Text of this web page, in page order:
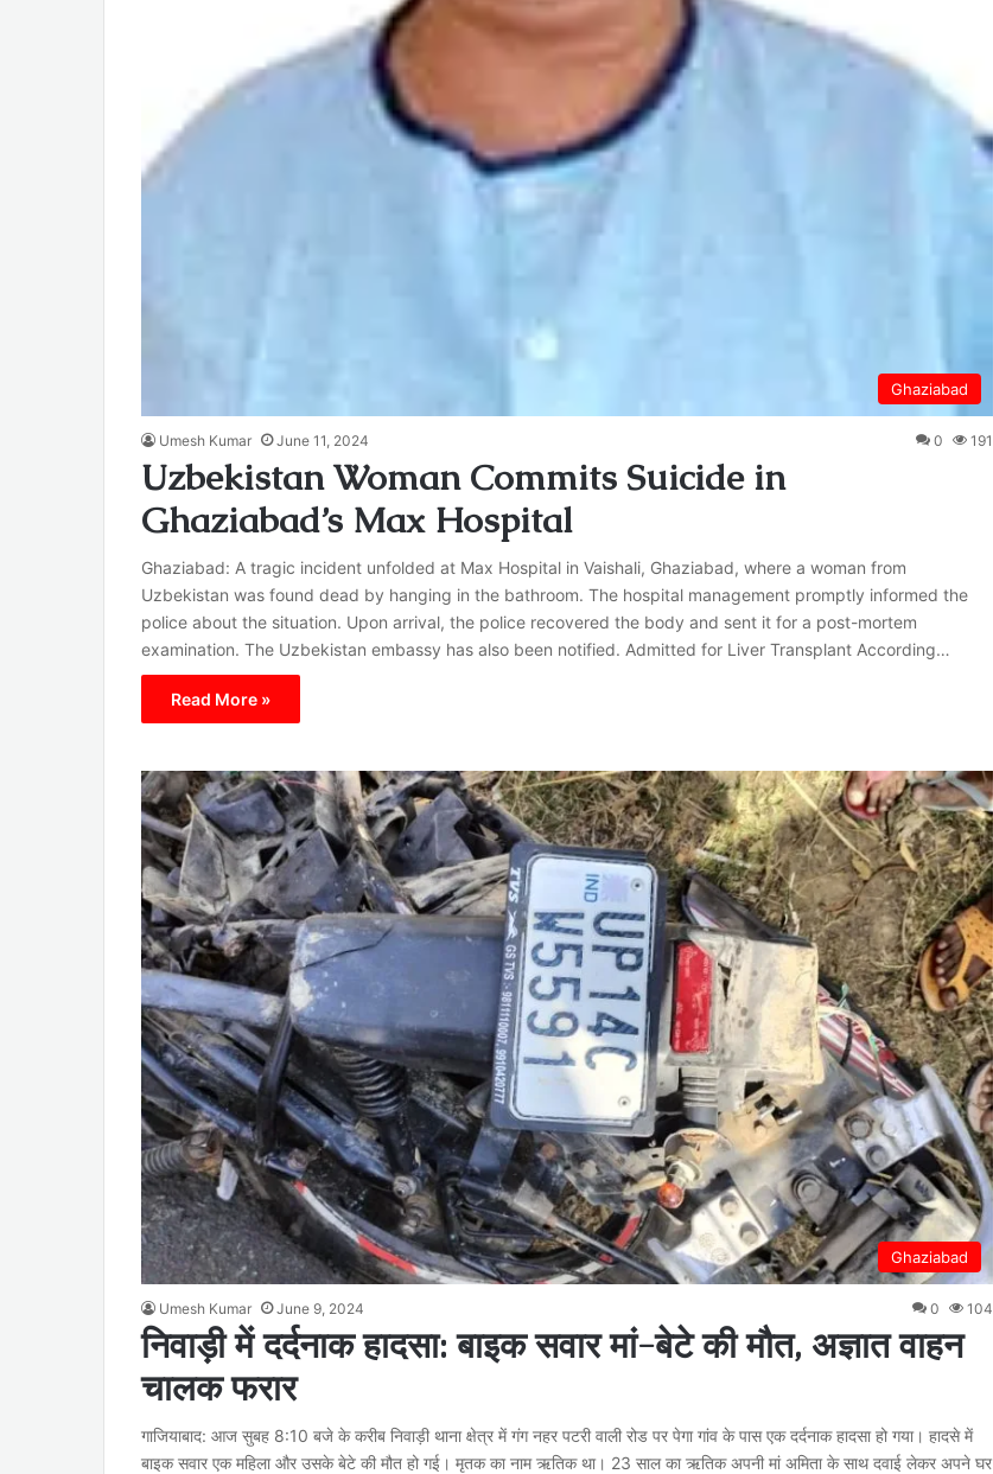
Ghaziabad
Umesh Kumar June 11, 2024 0 191
Uzbekistan Woman Commits Suicide in
Ghaziabad’s Max Hospital
Ghaziabad: A tragic incident unfolded at Max Hospital in Vaishali, Ghaziabad, where a woman from
Uzbekistan was found dead by hanging in the bathroom. The hospital management promptly informed the
police about the situation. Upon arrival, the police recovered the body and sent it for a post-mortem
examination. The Uzbekistan embassy has also been notified. Admitted for Liver Transplant According…
Read More »
Ghaziabad
Umesh Kumar June 9, 2024 0 104
निवाड़ी में दर्दनाक हादसा: बाइक सवार मां-बेटे की मौत, अज्ञात वाहन
चालक फरार
गाजियाबाद: आज सुबह 8:10 बजे के करीब निवाड़ी थाना क्षेत्र में गंग नहर पटरी वाली रोड पर पेगा गांव के पास एक दर्दनाक हादसा हो गया। हादसे में
बाइक सवार एक महिला और उसके बेटे की मौत हो गई। मृतक का नाम ऋतिक था। 23 साल का ऋतिक अपनी मां अमिता के साथ दवाई लेकर अपने घर